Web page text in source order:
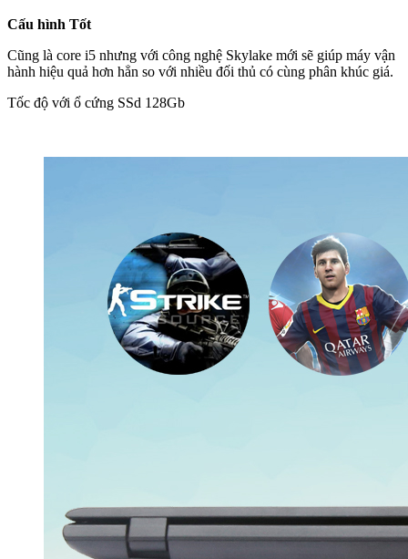
Cấu hình Tốt
Cũng là core i5 nhưng với công nghệ Skylake mới sẽ giúp máy vận
hành hiệu quả hơn hẳn so với nhiều đối thủ có cùng phân khúc giá.
Tốc độ với ổ cứng SSd 128Gb